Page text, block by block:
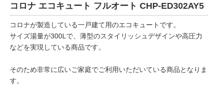
コロナ エコキュート フルオート CHP-ED302AY5
コロナが製造している一戸建て用のエコキュートです。
サイズ湯量が300Lで、薄型のスタイリッシュデザインや高圧力
などを実現している商品です。
そのため非常に広いご家庭でご利用いただいている商品となりま
す。